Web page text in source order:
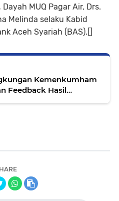
MUQ Pagar Air, Drs.
Melinda selaku Kabid
Aceh Syariah (BAS).[]
Kemenkumham
Feedback Hasil